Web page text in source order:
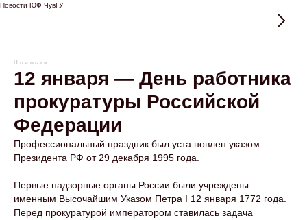
Новости ЮФ ЧувГУ
Новости
12 января — День работника
прокуратуры Российской
Федерации
Профессиональный праздник был уста новлен указом
Президента РФ от 29 декабря 1995 года.
Первые надзорные органы России были учреждены
именным Высочайшим Указом Петра I 12 января 1772 года.
Перед прокуратурой императором ставилась задача